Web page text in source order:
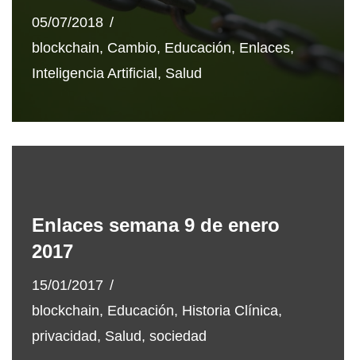
05/07/2018
blockchain, Cambio, Educación, Enlaces,
Inteligencia Artificial , Salud
Enlaces semana 9 de enero
2017
15/01/2017
blockchain, Educación, Historia Clínica,
privacidad, Salud, sociedad